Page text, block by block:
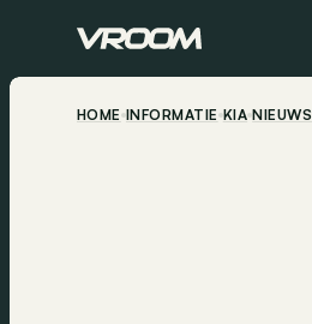
HOME INFORMATIE KIA NIEUWS